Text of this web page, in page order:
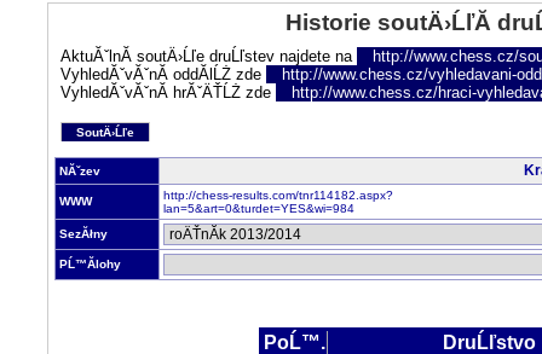
Historie soutÄ›ĹľĂ­
AktuĂˇlnĂ­ soutÄ›Ĺľe druĹľstev najdete na
http://www.chess.cz/
VyhledĂˇvĂˇnĂ­ oddĂ­lĹŻ zde
http://www.chess.cz/vyhledavani-
VyhledĂˇvĂˇnĂ­ hrĂˇÄŤĹŻ zde
http://www.chess.cz/hraci-
SoutÄ›Ĺľe
NĂˇzev
WWW
http://chess-results.com/tnr114182.aspx?
lan=5&art=0&turdet=YES&wi=984
SezĂłny
PĹ™Ă­lohy
PoĹ™.
DruĹľstvo